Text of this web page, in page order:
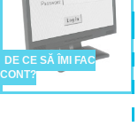
DE CE SĂ ÎMI FAC
CONT?